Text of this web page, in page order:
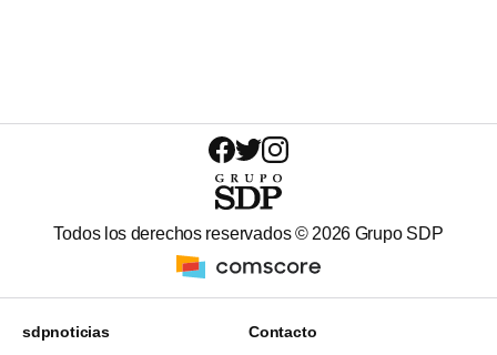
Todos los derechos reservados © 2026 Grupo SDP
sdpnoticias Contacto